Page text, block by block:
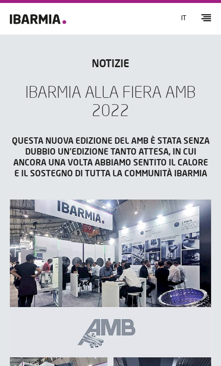
NOTIZIE
IBARMIA ALLA FIERA AMB
2022
QUESTA NUOVA EDIZIONE DEL AMB È STATA SENZA
DUBBIO UN'EDIZIONE TANTO ATTESA, IN CUI
ANCORA UNA VOLTA ABBIAMO SENTITO IL CALORE
E IL SOSTEGNO DI TUTTA LA COMMUNITÀ IBARMIA